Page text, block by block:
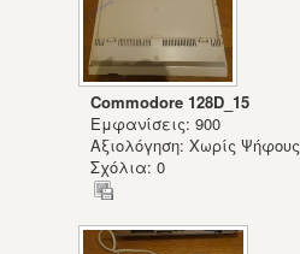
Commodore 128D_15
Εμφανίσεις: 900
Αξιολόγηση: Χωρίς Ψήφους
Σχόλια: 0